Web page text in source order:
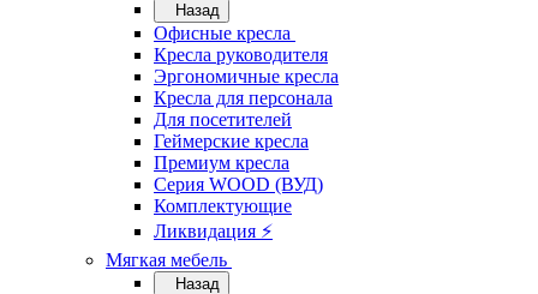
Назад
Офисные кресла
Кресла руководителя
Эргономичные кресла
Кресла для персонала
Для посетителей
Геймерские кресла
Премиум кресла
Серия WOOD (ВУД)
Комплектующие
Ликвидация ⚡
Мягкая мебель
Назад